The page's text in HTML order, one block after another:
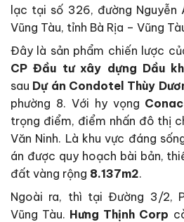
lạc tại số 326, đường Nguyễn
Vũng Tàu, tỉnh Bà Rịa – Vũng
Đây là sản phẩm chiến lược
CP Đầu tư xây dựng Dầu
sau Dự án Condotel Thùy
phường 8. Với hy vọng
trọng điểm, điểm nhấn đô thị
Văn Ninh. Là khu vực đáng
án được quy hoạch bài bản,
đất vàng rộng 8.137m2.
Ngoài ra, thì tại Đường 3/2,
Vũng Tàu. Hưng Thịnh Corp